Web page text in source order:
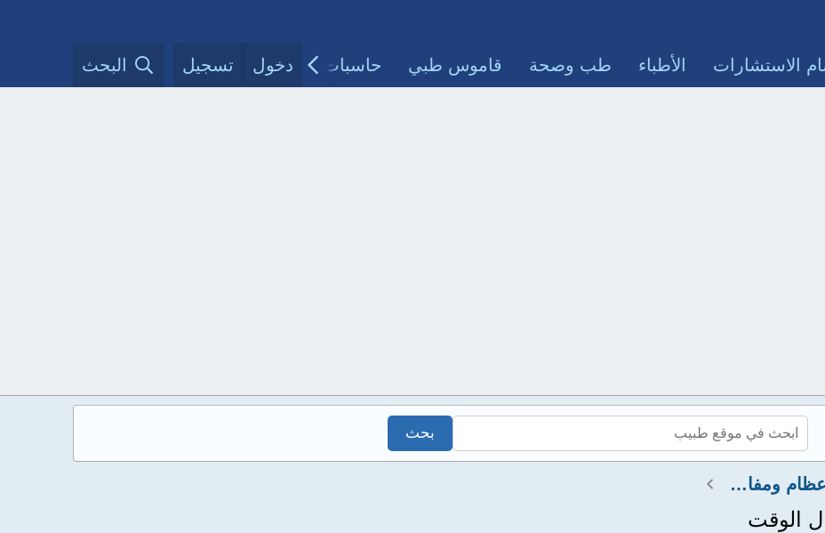
الاستشارات الأطباء طب وصحة قاموس طبي حاسبات طبية مقالات الأطباءدخول تسجيل البحث
استشارات عضلات وعظام ومفاصل
الوقت